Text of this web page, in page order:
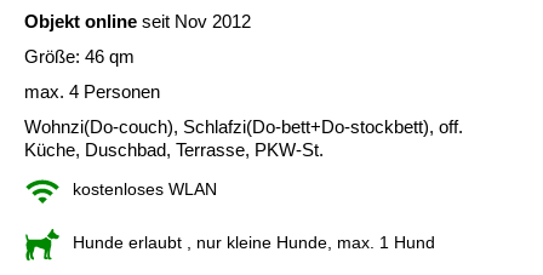
Objekt online seit Nov 2012
Größe: 46 qm
max. 4 Personen
Wohnzi(Do-couch), Schlafzi(Do-bett+Do-stockbett), off.
Küche, Duschbad, Terrasse, PKW-St.
kostenloses WLAN
Hunde erlaubt , nur kleine Hunde, max. 1 Hund